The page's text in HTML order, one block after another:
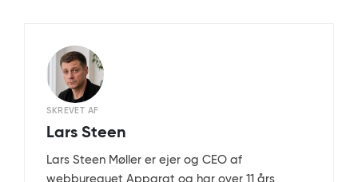
SKREVET AF
Lars Steen
Lars Steen Møller er ejer og CEO af
webbureauet Apparat og har over 11 års